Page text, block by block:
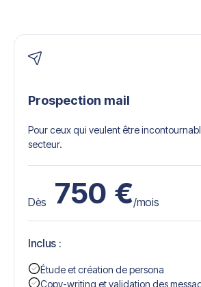
Prospection mail
Pour ceux qui veulent être
secteur.
Dès 750 €/mois
Inclus :
Étude et création de persona
Copy-writing et validation des